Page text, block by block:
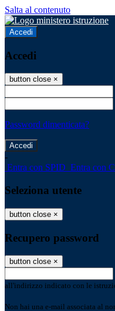
Salta al contenuto
Accedi
Accedi
button close ×
Password dimenticata?
-
Entra con SPID Entra con
Seleziona utente
button close ×
Recupero password
button close ×
all'indirizzo indicato con le
Non hai una e-mail associata al